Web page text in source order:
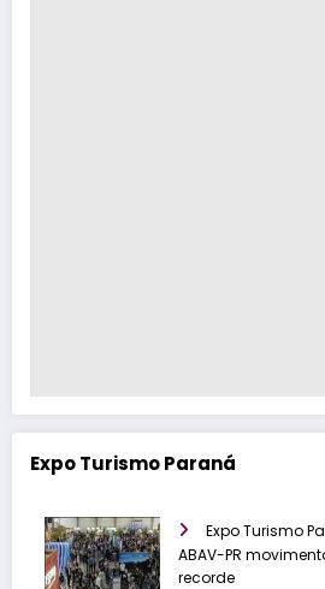
Expo Turismo Paraná
Expo Turismo
ABAV-PR
recorde